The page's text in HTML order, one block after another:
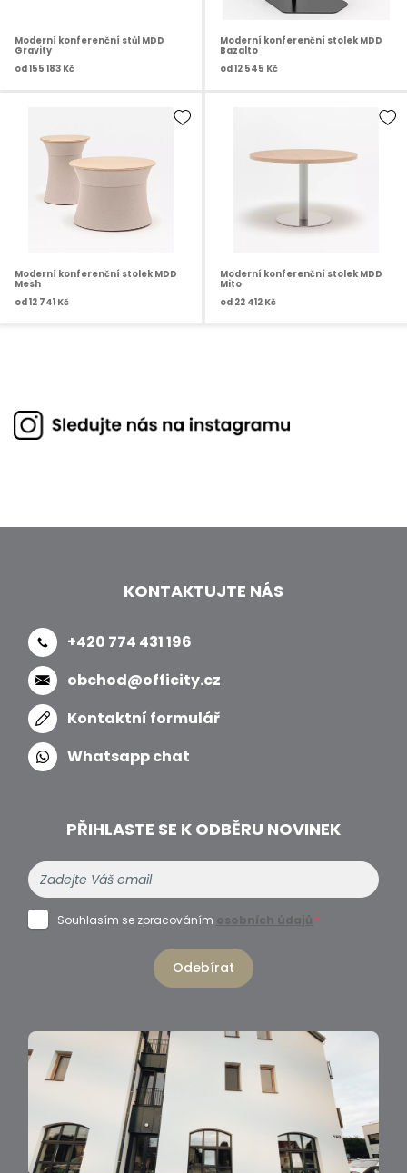
Moderní konferenční stůl MDD
Gravity
od 155 183 Kč
Moderní konferenční stolek MDD
Bazalto
od 12 545 Kč
Moderní konferenční stolek MDD
Mesh
od12 741 Kč
Moderní konferenční stolek MDD
Mito
od 22 412 Kč
KONTAKTUJTE NÁS
+420 774 431 196
obchod@officity.cz
Kontaktní formulář
Whatsapp chat
PŘIHLASTE SE K ODBĚRU NOVINEK
Souhlasím se zpracováním osobních údajů *
Odebírat